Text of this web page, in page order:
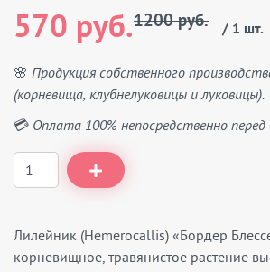
570 руб.1200 руб. / 1 шт.
🌸 Продукция собственного
(корневища, клубнелуковицы и луковицы).
💳 Оплата 100% непосредственно перед
Лилейник (Hemerocallis) «Бордер
корневищное, травянистое растение